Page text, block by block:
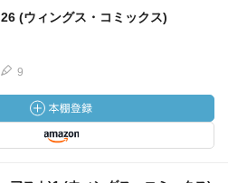
(ウィングス・コミックス)
9